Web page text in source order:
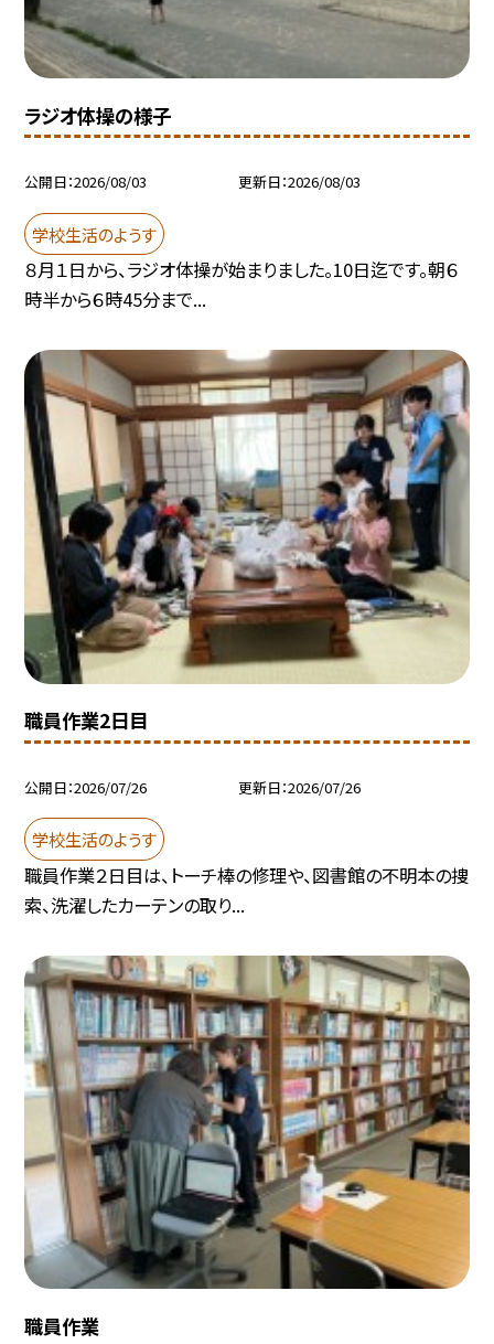
ラジオ体操の様子
公開日 2026/08/03 更新日 2026/08/03
学校生活のようす
８月１日から、ラジオ体操が始まりました。10日迄です。朝６
時半から６時45分まで...
職員作業2日目
公開日 2026/07/26 更新日 2026/07/26
学校生活のようす
職員作業２日目は、トーチ棒の修理や、図書館の不明本の捜
索、洗濯したカーテンの取り...
職員作業